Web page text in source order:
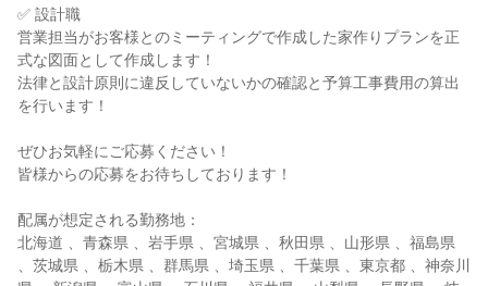
✅ 設計職
営業担当がお客様とのミーティングで作成した家作りプランを正
式な図面として作成します！
法律と設計原則に違反していないかの確認と予算工事費用の算出
を行います！
ぜひお気軽にご応募ください！
皆様からの応募をお待ちしております！
配属が想定される勤務地：
北海道 、青森県 、岩手県 、宮城県 、秋田県 、山形県 、福島県
、茨城県 、栃木県 、群馬県 、埼玉県 、千葉県 、東京都 、神奈川